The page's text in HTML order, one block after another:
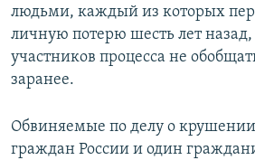
людьми, каждый из которых
личную потерю шесть лет назад,
участников процесса не
заранее.
Обвиняемые по делу о крушении
граждан России и один